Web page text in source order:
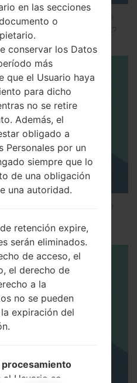
Oficial en el teléfono
LG Flash Tool 2014?
Oficial en el teléfono
en las secciones
o
conservar los Datos
más
que el Usuario haya
para dicho
no se retire
Además, el
obligado a
Personales por un
siempre que lo
de una obligación
una autoridad.
retención expire,
serán eliminados.
de acceso, el
el derecho de
a la
no se pueden
expiración del
Usuario se